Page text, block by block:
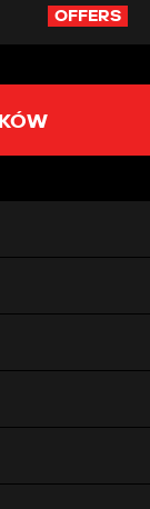
OFFERS